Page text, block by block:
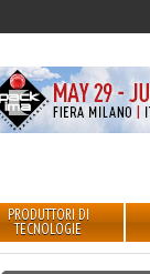
PRODUTTORI DI
TECNOLOGIE